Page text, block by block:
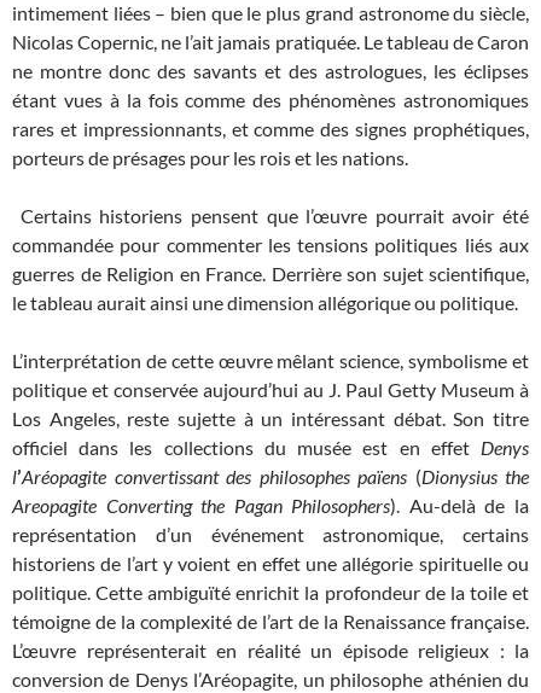
intimement liées – bien que le plus grand astronome du siècle,
Nicolas Copernic, ne l’ait jamais pratiquée. Le tableau de Caron
ne montre donc des savants et des astrologues, les éclipses
étant vues à la fois comme des phénomènes astronomiques
rares et impressionnants, et comme des signes prophétiques,
porteurs de présages pour les rois et les nations.
Certains historiens pensent que l’œuvre pourrait avoir été
commandée pour commenter les tensions politiques liés aux
guerres de Religion en France. Derrière son sujet scientifique,
le tableau aurait ainsi une dimension allégorique ou politique.
L’interprétation de cette œuvre mêlant science, symbolisme et
politique et conservée aujourd’hui au J. Paul Getty Museum à
Los Angeles, reste sujette à un intéressant débat. Son titre
officiel dans les collections du musée est en effet Denys
l’Aréopagite convertissant des philosophes païens (Dionysius the
Areopagite Converting the Pagan Philosophers). Au-delà de la
représentation d’un événement astronomique, certains
historiens de l’art y voient en effet une allégorie spirituelle ou
politique. Cette ambiguïté enrichit la profondeur de la toile et
témoigne de la complexité de l’art de la Renaissance française.
L’œuvre représenterait en réalité un épisode religieux : la
conversion de Denys l’Aréopagite, un philosophe athénien du